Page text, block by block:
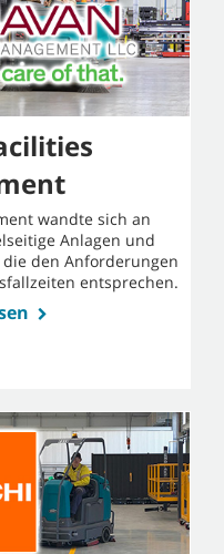
wandte sich an
Anlagen und
den Anforderungen
entsprechen.